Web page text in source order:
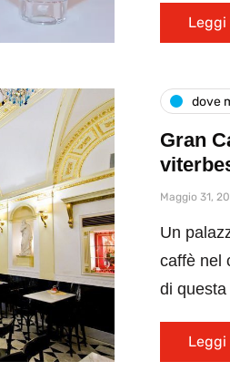
Leggi
dove
Gran
Maggio 31,
Un
caffè nel
di
Leggi